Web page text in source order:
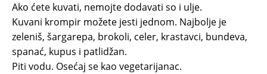
Ako ćete kuvati, nemojte dodavati so i ulje.
Kuvani krompir možete jesti jednom. Najbolje je
zeleniš, šargarepa, brokoli, celer, krastavci, bundeva,
spanać, kupus i patlidžan.
Piti vodu. Osećaj se kao vegetarijanac.